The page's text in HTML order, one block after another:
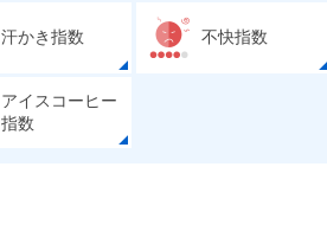
汗かき指数 不快指数
アイスコーヒー
指数